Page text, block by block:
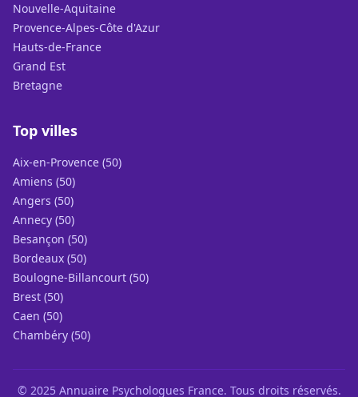
Nouvelle-Aquitaine
Provence-Alpes-Côte d'Azur
Hauts-de-France
Grand Est
Bretagne
Top villes
Aix-en-Provence (50)
Amiens (50)
Angers (50)
Annecy (50)
Besançon (50)
Bordeaux (50)
Boulogne-Billancourt (50)
Brest (50)
Caen (50)
Chambéry (50)
© 2025 Annuaire Psychologues France. Tous droits réservés.